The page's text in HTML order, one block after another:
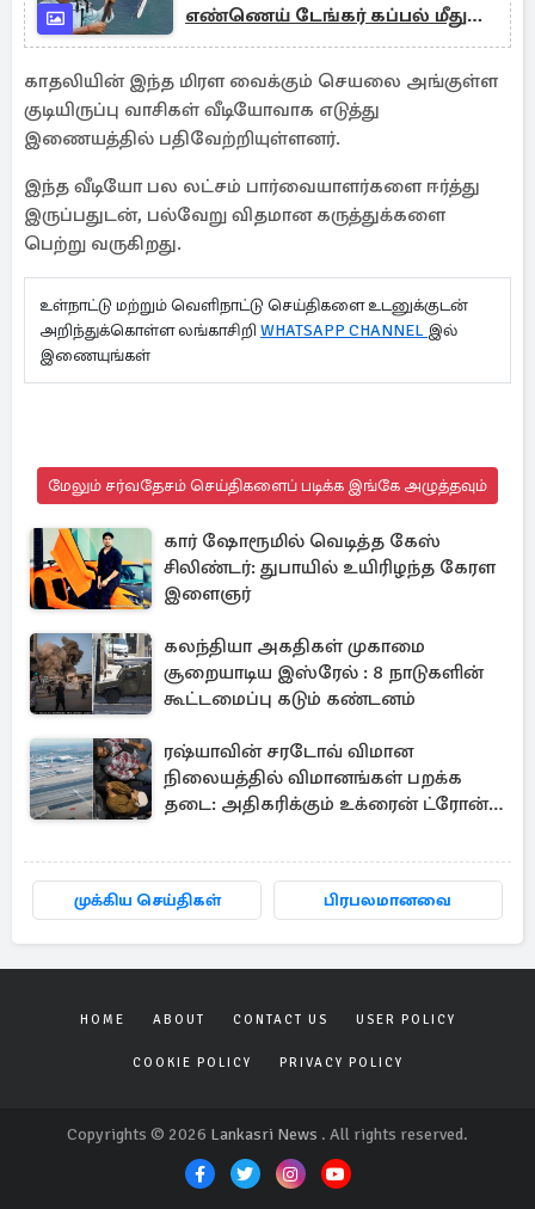
எண்ணெய் டேங்கர் கப்பல் மீது
பொருளாதார தடை
காதலியின் இந்த மிரள வைக்கும் செயலை அங்குள்ள
குடியிருப்பு வாசிகள் வீடியோவாக எடுத்து
இணையத்தில் பதிவேற்றியுள்ளனர்.
இந்த வீடியோ பல லட்சம் பார்வையாளர்களை ஈர்த்து
இருப்பதுடன், பல்வேறு விதமான கருத்துக்களை
பெற்று வருகிறது.
உள்நாட்டு மற்றும் வெளிநாட்டு செய்திகளை உடனுக்குடன்
அறிந்துக்கொள்ள லங்காசிறி WHATSAPP CHANNEL இல்
இணையுங்கள்
மேலும் சர்வதேசம் செய்திகளைப் படிக்க இங்கே அழுத்தவும்
கார் ஷோரூமில் வெடித்த கேஸ்
சிலிண்டர்: துபாயில் உயிரிழந்த கேரள
இளைஞர்
கலந்தியா அகதிகள் முகாமை
சூறையாடிய இஸ்ரேல் : 8 நாடுகளின்
கூட்டமைப்பு கடும் கண்டனம்
ரஷ்யாவின் சரடோவ் விமான
நிலையத்தில் விமானங்கள் பறக்க
தடை: அதிகரிக்கும் உக்ரைன் ட்ரோன்
முக்கிய செய்திகள் பிரபலமானவை
HOME ABOUT CONTACT US USER POLICY
COOKIE POLICY PRIVACY POLICY
Copyrights © 2026 Lankasri News . All rights reserved.